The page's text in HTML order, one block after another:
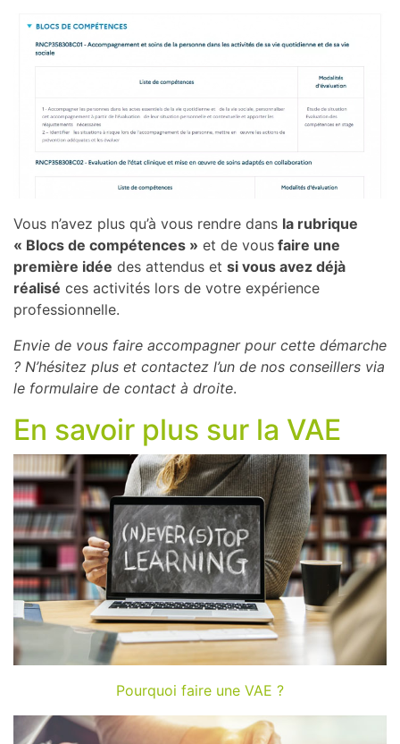
Vous n’avez plus qu’à vous rendre dans la rubrique
« Blocs de compétences » et de vous faire une
première idée des attendus et si vous avez déjà
réalisé ces activités lors de votre expérience
professionnelle.
Envie de vous faire accompagner pour cette démarche
? N’hésitez plus et contactez l’un de nos conseillers via
le formulaire de contact à droite.
En savoir plus sur la VAE
Pourquoi faire une VAE ?